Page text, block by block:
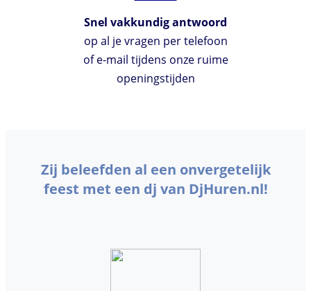
Snel vakkundig antwoord
op al je vragen per telefoon
of e-mail tijdens onze ruime
openingstijden
Zij beleefden al een onvergetelijk
feest met een dj van DjHuren.nl!